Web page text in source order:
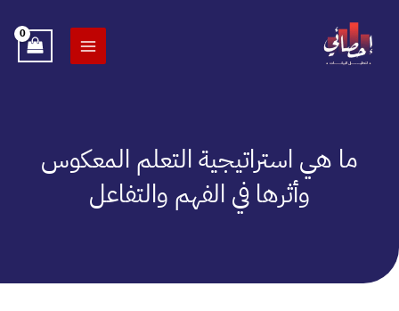
المحتوى
ما هي استراتيجية التعلم المعكوس
وأثرها في الفهم والتفاعل